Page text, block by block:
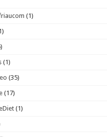
(1)
(1)
(35)
(17)
(1)